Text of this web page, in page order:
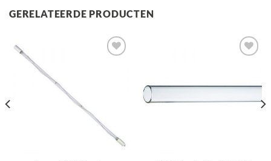
GERELATEERDE PRODUCTEN